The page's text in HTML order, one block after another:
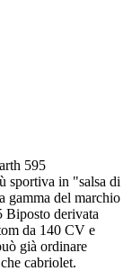
595
sportiva in "salsa di
gamma del marchio
Biposto derivata
da 140 CV e
già ordinare
cabriolet.